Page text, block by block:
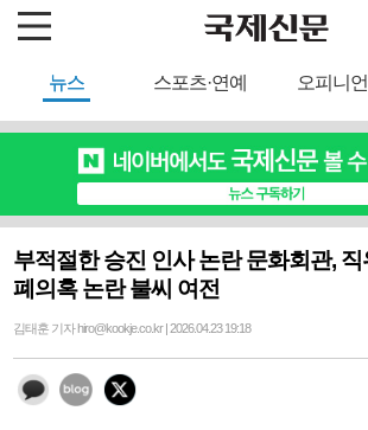
뉴스 스포츠·연예 오피니언
부적절한 승진 인사 논란 문화회관,
폐의혹 논란 불씨 여전
김태훈 기자 hiro@kookje.co.kr | 2026.04.23 19:18